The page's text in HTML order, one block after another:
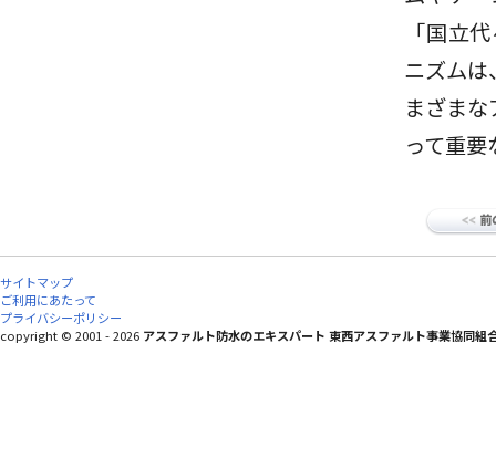
「国立
ニズム
まざま
って重
サイトマップ
ご利用にあたって
プライバシーポリシー
copyright © 2001 - 2026 アスファルト防水のエキスパート 東西アスファルト事業協同組